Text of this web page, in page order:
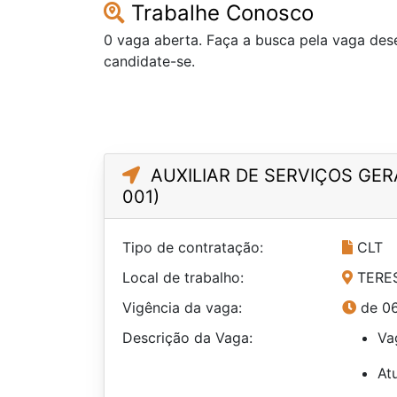
Trabalhe Conosco
0 vaga aberta. Faça a busca pela vaga
candidate-se.
AUXILIAR DE SERVIÇOS
001)
Tipo de contratação:
CLT
Local de trabalho:
Vigência da vaga:
de
Descrição da Vaga: